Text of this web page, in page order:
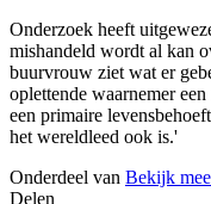
Onderzoek heeft
mishandeld wordt al kan
buurvrouw ziet wat er
oplettende waarnemer
een primaire
het wereldleed ook is.'
Onderdeel van Bekijk
Delen